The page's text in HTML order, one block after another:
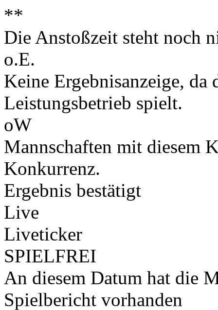
**
Die Anstoßzeit steht noch
o.E.
Keine Ergebnisanzeige,
Leistungsbetrieb spielt.
oW
Mannschaften mit diesem
Konkurrenz.
Ergebnis bestätigt
Live
Liveticker
SPIELFREI
An diesem Datum hat die
Spielbericht vorhanden